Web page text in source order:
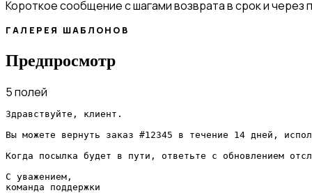
Короткое сообщение с шагами возврата в срок и через
ГАЛЕРЕЯ ШАБЛОНОВ
Предпросмотр
5 полей
Здравствуйте, клиент.
Вы можете вернуть заказ #12345 в течение 14 дней,
Когда посылка будет в пути, ответьте с обновлением
С уважением,
команда поддержки